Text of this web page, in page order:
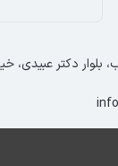
بلوار دکتر عبیدی،